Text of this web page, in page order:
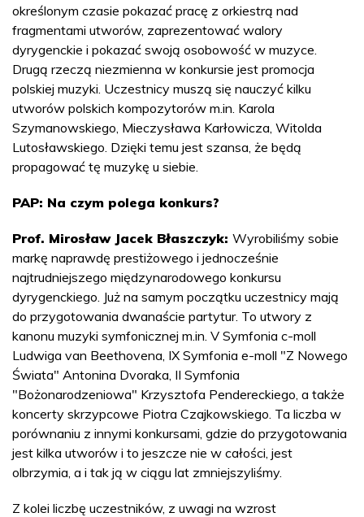
określonym czasie pokazać pracę z orkiestrą nad
fragmentami utworów, zaprezentować walory
dyrygenckie i pokazać swoją osobowość w muzyce.
Drugą rzeczą niezmienna w konkursie jest promocja
polskiej muzyki. Uczestnicy muszą się nauczyć kilku
utworów polskich kompozytorów m.in. Karola
Szymanowskiego, Mieczysława Karłowicza, Witolda
Lutosławskiego. Dzięki temu jest szansa, że będą
propagować tę muzykę u siebie.
PAP: Na czym polega konkurs?
Prof. Mirosław Jacek Błaszczyk: Wyrobiliśmy sobie
markę naprawdę prestiżowego i jednocześnie
najtrudniejszego międzynarodowego konkursu
dyrygenckiego. Już na samym początku uczestnicy mają
do przygotowania dwanaście partytur. To utwory z
kanonu muzyki symfonicznej m.in. V Symfonia c-moll
Ludwiga van Beethovena, IX Symfonia e-moll "Z Nowego
Świata" Antonina Dvoraka, II Symfonia
"Bożonarodzeniowa" Krzysztofa Pendereckiego, a także
koncerty skrzypcowe Piotra Czajkowskiego. Ta liczba w
porównaniu z innymi konkursami, gdzie do przygotowania
jest kilka utworów i to jeszcze nie w całości, jest
olbrzymia, a i tak ją w ciągu lat zmniejszyliśmy.
Z kolei liczbę uczestników, z uwagi na wzrost